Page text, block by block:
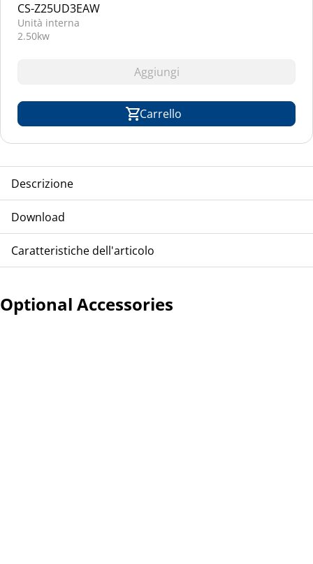
CS-Z25UD3EAW
Unità interna
2.50kw
Aggiungi
Carrello
Descrizione
Multisplit, raffreddamento ad aria, modello inverter,
refrigerante R-32
Download
Caratteristiche dell'articolo
Optional Accessories